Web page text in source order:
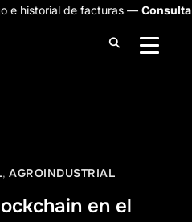
—Consulta aquí
,AGROINDUSTRIAL
en el